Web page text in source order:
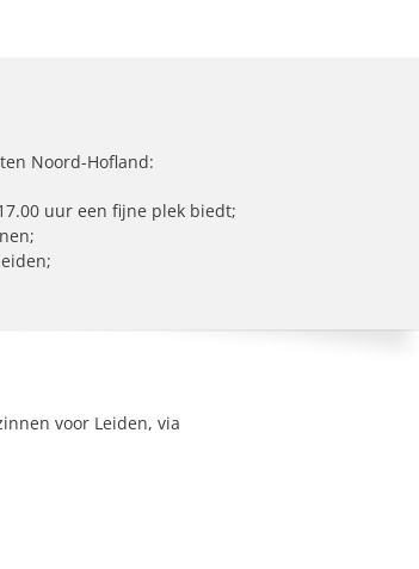
Noord-Hofland:
uur een fijne plek biedt;
voor Leiden, via